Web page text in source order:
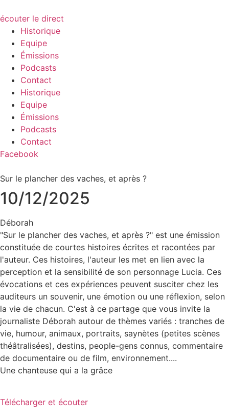
écouter le direct
Historique
Equipe
Émissions
Podcasts
Contact
Historique
Equipe
Émissions
Podcasts
Contact
Facebook
Sur le plancher des vaches, et après ?
10/12/2025
Déborah
"Sur le plancher des vaches, et après ?" est une émission
constituée de courtes histoires écrites et racontées par
l'auteur. Ces histoires, l'auteur les met en lien avec la
perception et la sensibilité de son personnage Lucia. Ces
évocations et ces expériences peuvent susciter chez les
auditeurs un souvenir, une émotion ou une réflexion, selon
la vie de chacun. C'est à ce partage que vous invite la
journaliste Déborah autour de thèmes variés : tranches de
vie, humour, animaux, portraits, saynètes (petites scènes
théâtralisées), destins, people-gens connus, commentaire
de documentaire ou de film, environnement....
Une chanteuse qui a la grâce
Télécharger et écouter